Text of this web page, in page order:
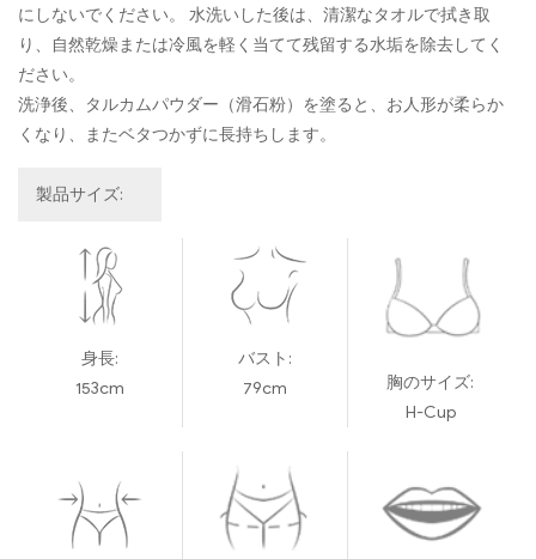
にしないでください。 水洗いした後は、清潔なタオルで拭き取
り、自然乾燥または冷風を軽く当てて残留する水垢を除去してく
ださい。
洗浄後、タルカムパウダー（滑石粉）を塗ると、お人形が柔らか
くなり、またベタつかずに長持ちします。
製品サイズ:
身長:
153cm
バスト:
79cm
胸のサイズ:
H-Cup